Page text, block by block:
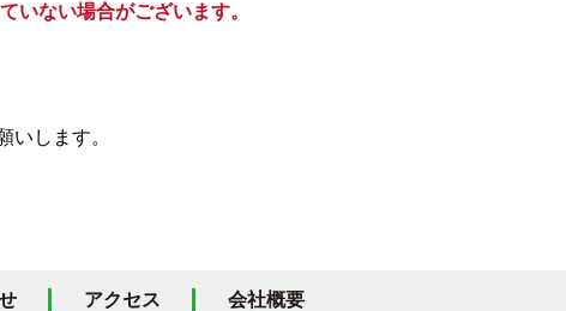
いない場合がございます。
いします。
アクセス 会社概要